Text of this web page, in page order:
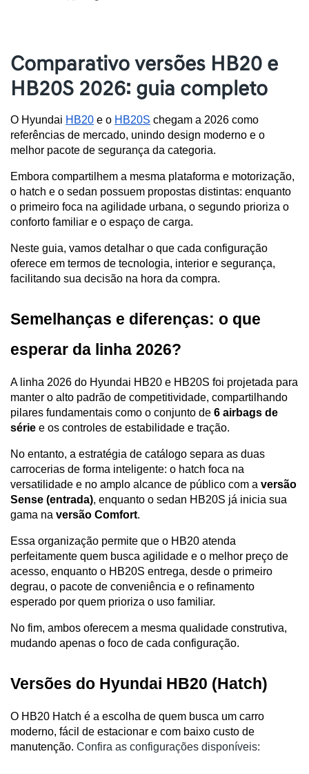
Comparativo versões HB20 e
HB20S 2026: guia completo
O Hyundai HB20 e o HB20S chegam a 2026 como
referências de mercado, unindo design moderno e o
melhor pacote de segurança da categoria.
Embora compartilhem a mesma plataforma e motorização,
o hatch e o sedan possuem propostas distintas: enquanto
o primeiro foca na agilidade urbana, o segundo prioriza o
conforto familiar e o espaço de carga.
Neste guia, vamos detalhar o que cada configuração
oferece em termos de tecnologia, interior e segurança,
facilitando sua decisão na hora da compra.
Semelhanças e diferenças: o que
esperar da linha 2026?
A linha 2026 do Hyundai HB20 e HB20S foi projetada para
manter o alto padrão de competitividade, compartilhando
pilares fundamentais como o conjunto de 6 airbags de
série e os controles de estabilidade e tração.
No entanto, a estratégia de catálogo separa as duas
carrocerias de forma inteligente: o hatch foca na
versatilidade e no amplo alcance de público com a versão
Sense (entrada), enquanto o sedan HB20S já inicia sua
gama na versão Comfort.
Essa organização permite que o HB20 atenda
perfeitamente quem busca agilidade e o melhor preço de
acesso, enquanto o HB20S entrega, desde o primeiro
degrau, o pacote de conveniência e o refinamento
esperado por quem prioriza o uso familiar.
No fim, ambos oferecem a mesma qualidade construtiva,
mudando apenas o foco de cada configuração.
Versões do Hyundai HB20 (Hatch)
O HB20 Hatch é a escolha de quem busca um carro
moderno, fácil de estacionar e com baixo custo de
manutenção. Confira as configurações disponíveis: